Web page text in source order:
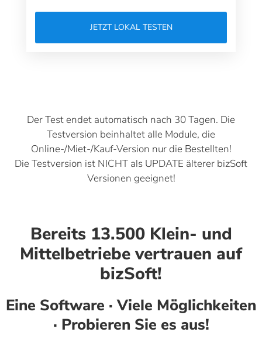
JETZT LOKAL TESTEN
Der Test endet automatisch nach 30 Tagen. Die
Testversion beinhaltet alle Module, die
Online-/Miet-/Kauf-Version nur die Bestellten!
Die Testversion ist NICHT als UPDATE älterer bizSoft
Versionen geeignet!
Bereits 13.500 Klein- und
Mittelbetriebe vertrauen auf
bizSoft!
Eine Software · Viele Möglichkeiten
· Probieren Sie es aus!